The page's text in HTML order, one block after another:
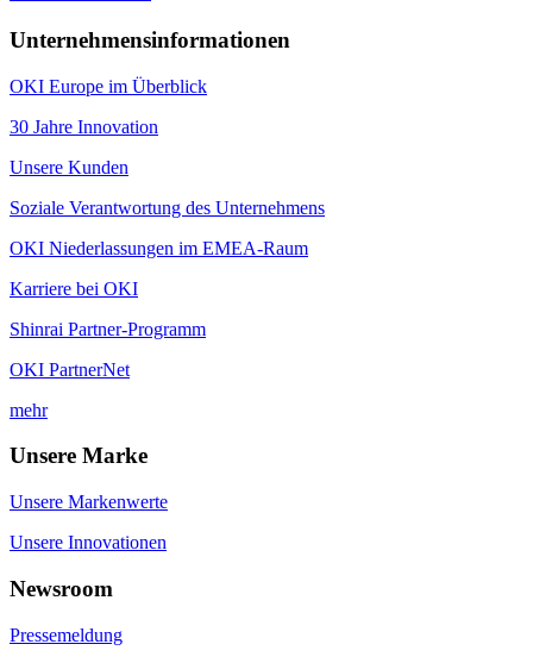
Unternehmensinformationen
OKI Europe im Überblick
30 Jahre Innovation
Unsere Kunden
Soziale Verantwortung des Unternehmens
OKI Niederlassungen im EMEA-Raum
Karriere bei OKI
Shinrai Partner-Programm
OKI PartnerNet
mehr
Unsere Marke
Unsere Markenwerte
Unsere Innovationen
Newsroom
Pressemeldung